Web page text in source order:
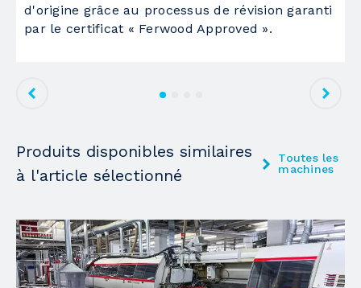
d'origine grâce au processus de révision garanti
par le certificat « Ferwood Approved ».
Produits disponibles similaires
à l'article sélectionné
Toutes les
machines